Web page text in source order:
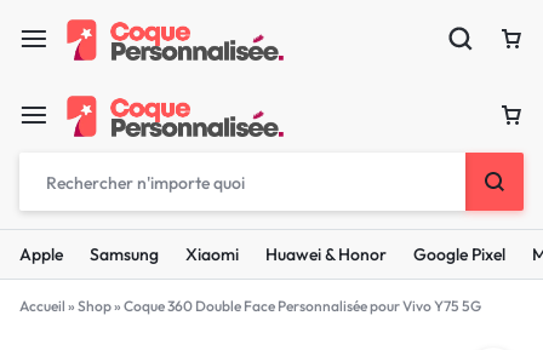
Apple Samsung Xiaomi Huawei & Honor Google Pixel
Accueil » Shop» Coque 360 Double Face Personnalisée pour Vivo Y75 5G